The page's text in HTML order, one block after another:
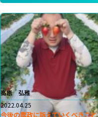
高原 弘雅
2022.04.25
今後の農政に訴えていくべきこと